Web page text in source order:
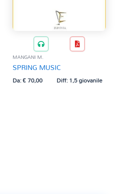
MANGANI M.
SPRING MUSIC
Da:€70,00 Diff: 1,5 giovanile